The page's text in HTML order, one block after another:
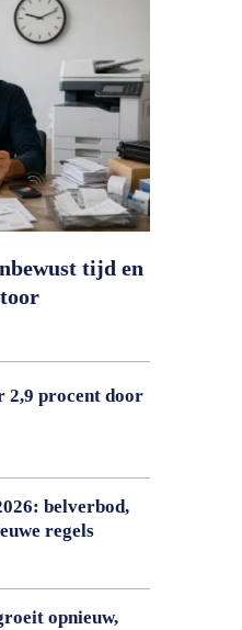
tijd en
procent door
belverbod,
regels
opnieuw,